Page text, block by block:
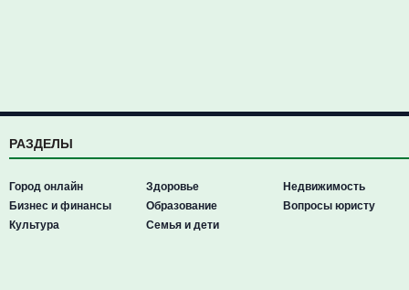
РАЗДЕЛЫ
Город онлайн
Бизнес и финансы
Культура
Здоровье
Образование
Семья и дети
Недвижимость
Вопросы юристу